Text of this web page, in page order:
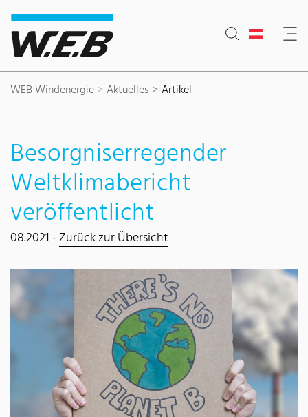
Inhaltsbereich
Suche
Hauptnavigation
Kontakt
Footer
WEB Windenergie Aktuelles Artikel
Besorgniserregender
Weltklimabericht
veröffentlicht
08.2021 -Zurück zur Übersicht